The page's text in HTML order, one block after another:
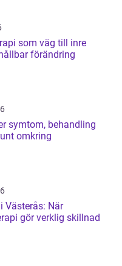
som väg till inre
förändring
omkring
Västerås: När
gör verklig skillnad